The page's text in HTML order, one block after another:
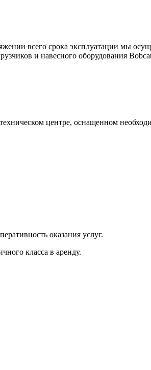
всего срока эксплуатации мы
и навесного оборудования
центре, оснащенном
оказания услуг.
класса в аренду.